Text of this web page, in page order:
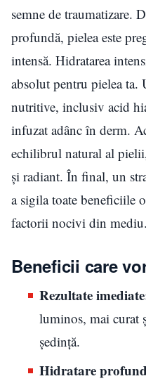
semne de traumatizare.
profundă, pielea este
intensă. Hidratarea
absolut pentru pielea ta.
nutritive, inclusiv acid
infuzat adânc în derm.
echilibrul natural al
și radiant. În final, un
a sigila toate beneficiile
factorii nocivi din mediu.
Beneficii care
Rezultate
luminos, mai curat
ședință.
Hidratare